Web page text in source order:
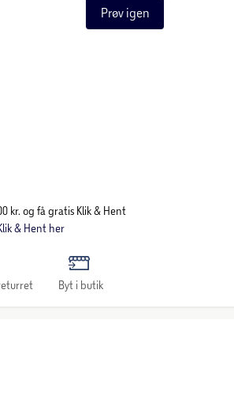
Prøv igen
kr. og få gratis Klik & Hent
& Hent her
Byt i butik